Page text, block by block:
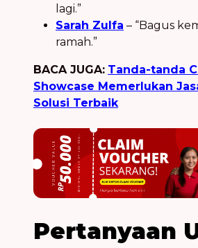
lagi.”
Sarah Zulfa – “Bagus
ramah.”
BACA JUGA: Tanda-tanda
Showcase Memerlukan
Solusi Terbaik
Pertanyaan